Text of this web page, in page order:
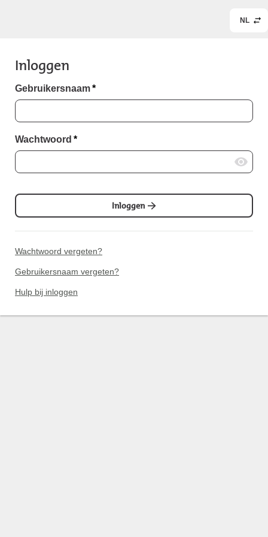
NL
Inloggen
Gebruikersnaam*
Wachtwoord *
Inloggen
Wachtwoord vergeten?
Gebruikersnaam vergeten?
Hulp bij inloggen